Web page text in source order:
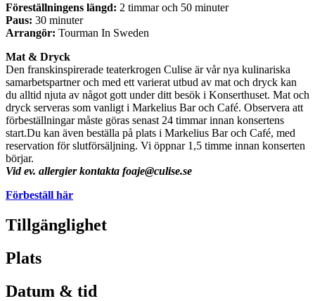
Föreställningens längd: 2 timmar och 50 minuter
Paus: 30 minuter
Arrangör: Tourman In Sweden
Mat & Dryck
Den franskinspirerade teaterkrogen Culise är vår nya kulinariska
samarbetspartner och med ett varierat utbud av mat och dryck kan
du alltid njuta av något gott under ditt besök i Konserthuset. Mat och
dryck serveras som vanligt i Markelius Bar och Café. Observera att
förbeställningar måste göras senast 24 timmar innan konsertens
start.Du kan även beställa på plats i Markelius Bar och Café, med
reservation för slutförsäljning. Vi öppnar 1,5 timme innan konserten
börjar.
Vid ev. allergier kontakta foaje@culise.se
Förbeställ här
Tillgänglighet
Plats
Datum & tid